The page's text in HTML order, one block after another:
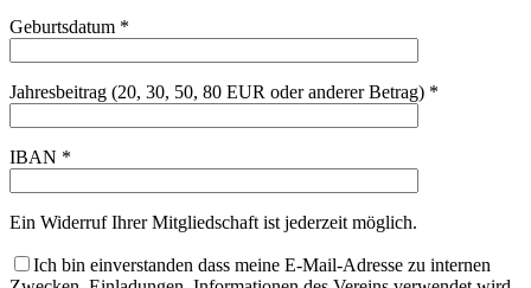
Geburtsdatum *
Jahresbeitrag (20, 30, 50, 80 EUR oder anderer Betrag) *
IBAN *
Ein Widerruf Ihrer Mitgliedschaft ist jederzeit möglich.
Ich bin einverstanden dass meine E-Mail-Adresse zu internen